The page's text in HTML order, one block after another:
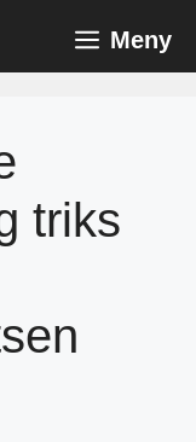
Meny
triks